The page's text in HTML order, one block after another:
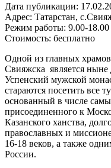
Дата публикации:
Адрес: Татарстан,
Режим работы: 9.00-18.00
Стоимость: бесплатно
Одной из главных
Свияжска является
Успенский мужской
стараются посетить все
основанный в числе
присоединенного к
Казанского ханства,
православных и
16-18 веков, а также
России.